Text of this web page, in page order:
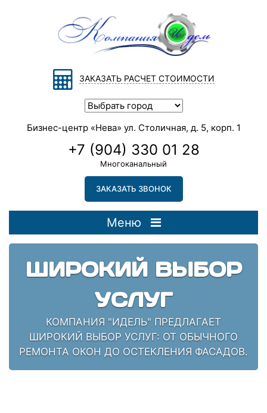
ЗАКАЗАТЬ РАСЧЕТ СТОИМОСТИ
Бизнес-центр «Нева» ул. Столичная, д. 5, корп. 1
+7 (904) 330 01 28
Многоканальный
ЗАКАЗАТЬ ЗВОНОК
Меню
ШИРОКИЙ ВЫБОР
УСЛУГ
КОМПАНИЯ "ИДЕЛЬ" ПРЕДЛАГАЕТ
ШИРОКИЙ ВЫБОР УСЛУГ: ОТ ОБЫЧНОГО
РЕМОНТА ОКОН ДО ОСТЕКЛЕНИЯ ФАСАДОВ.